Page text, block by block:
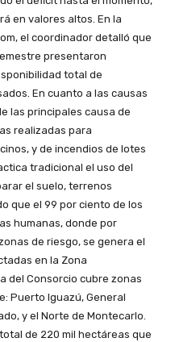
en valores altos. En la
el coordinador detalló que
presentaron
total de
En cuanto a las causas
las principales causa de
realizadas para
y de incendios de lotes
tradicional el uso del
el suelo, terrenos
que el 99 por ciento de los
humanas, donde por
de riesgo, se genera el
en la Zona
del Consorcio cubre zonas
Puerto Iguazú, General
y el Norte de Montecarlo.
de 220 mil hectáreas que